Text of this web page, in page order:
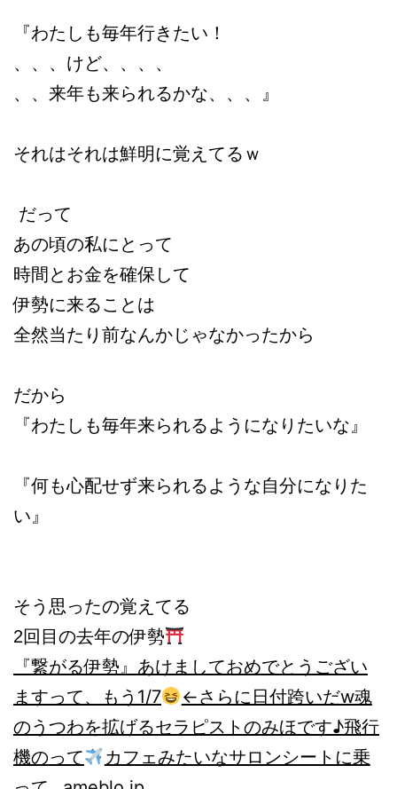
『わたしも毎年行きたい！
、、、けど、、、、
、、来年も来られるかな、、、』
それはそれは鮮明に覚えてるｗ
だって
あの頃の私にとって
時間とお金を確保して
伊勢に来ることは
全然当たり前なんかじゃなかったから
だから
『わたしも毎年来られるようになりたいな』
『何も心配せず来られるような自分になりた
い』
そう思ったの覚えてる
2回目の去年の伊勢
『繋がる伊勢』 あけましておめでとうござい
ますって、もう1/7
←さらに日付跨いだw魂
のうつわを拡げるセラピストのみほです♪飛行
機のって
カフェみたいなサロンシートに乗